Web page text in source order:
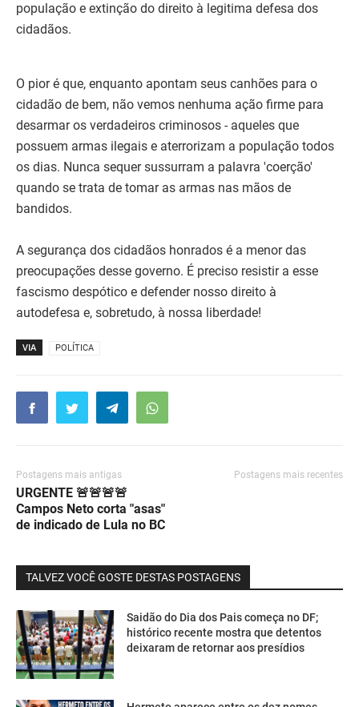
população e extinção do direito à legitima defesa dos
cidadãos.
O pior é que, enquanto apontam seus canhões para o
cidadão de bem, não vemos nenhuma ação firme para
desarmar os verdadeiros criminosos - aqueles que
possuem armas ilegais e aterrorizam a população todos
os dias. Nunca sequer sussurram a palavra 'coerção'
quando se trata de tomar as armas nas mãos de
bandidos.
A segurança dos cidadãos honrados é a menor das
preocupações desse governo. É preciso resistir a esse
fascismo despótico e defender nosso direito à
autodefesa e, sobretudo, à nossa liberdade!
VIA POLÍTICA
Postagens mais antigas
URGENTE 🚨🚨🚨🚨
Campos Neto corta "asas"
de indicado de Lula no BC
Postagens mais recentes
TALVEZ VOCÊ GOSTE DESTAS POSTAGENS
Saidão do Dia dos Pais começa no DF;
histórico recente mostra que detentos
deixaram de retornar aos presídios